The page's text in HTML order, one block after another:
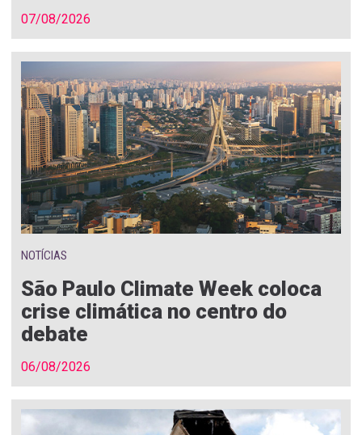
07/08/2026
NOTÍCIAS
São Paulo Climate Week coloca
crise climática no centro do
debate
06/08/2026